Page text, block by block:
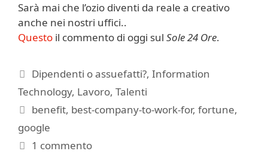
Sarà mai che l’ozio diventi da reale a creativo
anche nei nostri uffici..
Questo il commento di oggi sul Sole 24 Ore.
Categorie
Dipendenti o assuefatti?,Information
Technology, Lavoro, Talenti
Tag
benefit, best-company-to-work-for,fortune,
google
1 commento